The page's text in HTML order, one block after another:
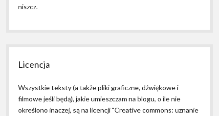
niszcz.
Licencja
Wszystkie teksty (a także pliki graficzne, dźwiękowe i
filmowe jeśli będą), jakie umieszczam na blogu, o ile nie
określono inaczej, są na licencji "Creative commons: uznanie